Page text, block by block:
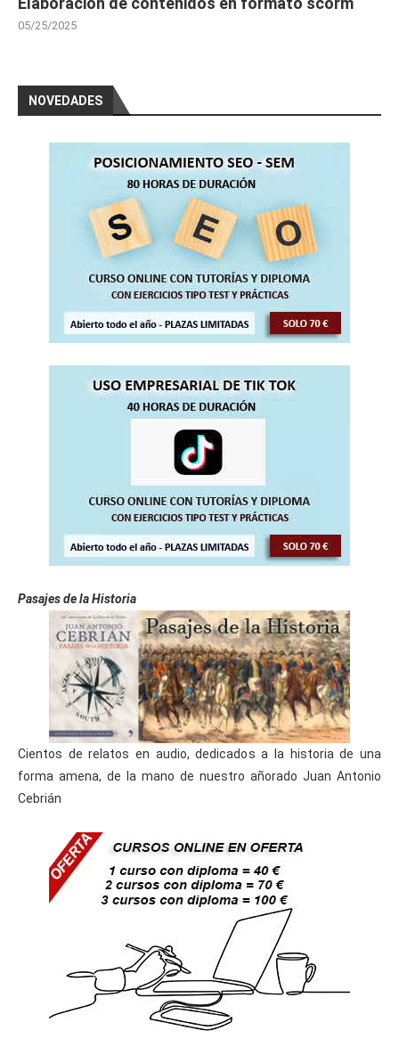
05/25/2025
NOVEDADES
Pasajes de la Historia
Cientos de relatos en audio, dedicados a la historia de una
forma amena, de la mano de nuestro añorado Juan Antonio
Cebrián